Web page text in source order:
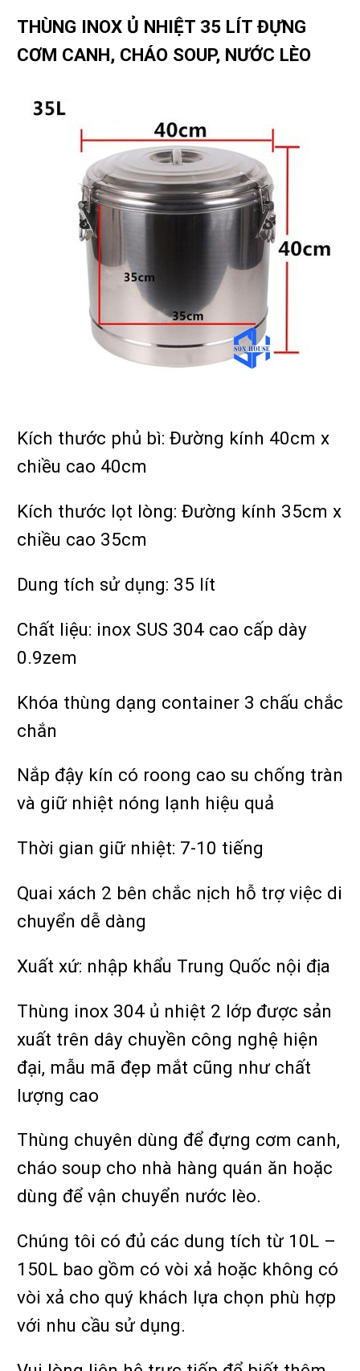
THÙNG INOX Ủ NHIỆT 35 LÍT ĐỰNG
CƠM CANH, CHÁO SOUP, NƯỚC LÈO
Kích thước phủ bì: Đường kính 40cm x
chiều cao 40cm
Kích thước lọt lòng: Đường kính 35cm x
chiều cao 35cm
Dung tích sử dụng: 35 lít
Chất liệu: inox SUS 304 cao cấp dày
0.9zem
Khóa thùng dạng container 3 chấu chắc
chắn
Nắp đậy kín có roong cao su chống tràn
và giữ nhiệt nóng lạnh hiệu quả
Thời gian giữ nhiệt: 7-10 tiếng
Quai xách 2 bên chắc nịch hỗ trợ việc di
chuyển dễ dàng
Xuất xứ: nhập khẩu Trung Quốc nội địa
Thùng inox 304 ủ nhiệt 2 lớp được sản
xuất trên dây chuyền công nghệ hiện
đại, mẫu mã đẹp mắt cũng như chất
lượng cao
Thùng chuyên dùng để đựng cơm canh,
cháo soup cho nhà hàng quán ăn hoặc
dùng để vận chuyển nước lèo.
Chúng tôi có đủ các dung tích từ 10L –
150L bao gồm có vòi xả hoặc không có
vòi xả cho quý khách lựa chọn phù hợp
với nhu cầu sử dụng.